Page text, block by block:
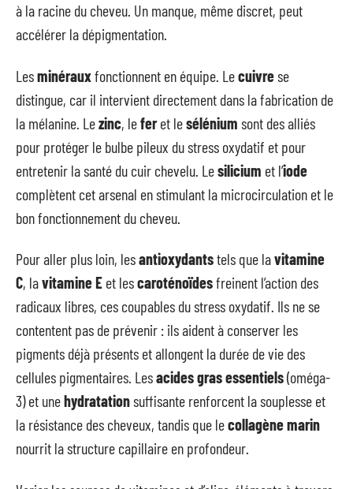
à la racine du cheveu. Un manque, même discret, peut
accélérer la dépigmentation.
Lesminérauxfonctionnent en équipe. Lecuivrese
distingue, car il intervient directement dans la fabrication de
la mélanine. Lezinc, leferet lesélénium sont des alliés
pour protéger le bulbe pileux du stress oxydatif et pour
entretenir la santé du cuir chevelu. Lesilicium et l’iode
complètent cet arsenal en stimulant la microcirculation et le
bon fonctionnement du cheveu.
Pour aller plus loin, lesantioxydantstels que lavitamine
C, lavitamine E et lescaroténoïdesfreinent l’action des
radicaux libres, ces coupables du stress oxydatif. Ils ne se
contentent pas de prévenir : ils aident à conserver les
pigments déjà présents et allongent la durée de vie des
cellules pigmentaires. Lesacides gras essentiels(oméga-
3) et unehydratationsuffisante renforcent la souplesse et
la résistance des cheveux, tandis que lecollagène marin
nourrit la structure capillaire en profondeur.